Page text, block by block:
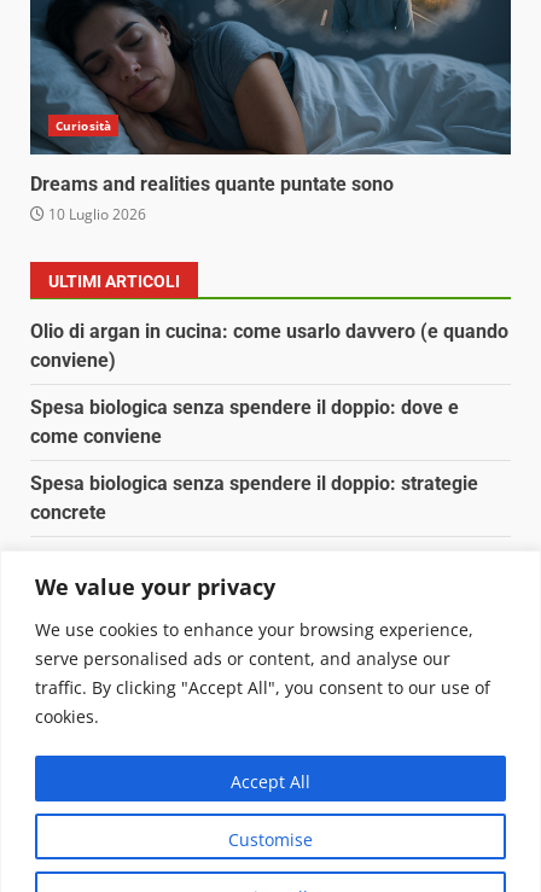
We value your privacy
We use cookies to enhance your browsing experience,
serve personalised ads or content, and analyse our
traffic. By clicking "Accept All", you consent to our use of
cookies.
Customise
Accept All
Curiosità
Dreams and realities quante puntate sono
10 Luglio 2026
ULTIMI ARTICOLI
Olio di argan in cucina: come usarlo davvero (e quando
conviene)
Spesa biologica senza spendere il doppio: dove e
come conviene
Spesa biologica senza spendere il doppio: strategie
concrete
Pulizia naturale della casa: 3 ingredienti che
sostituiscono 10 prodotti chimici
Copyright © 2025 Biopianeta.it proprietà di Jws Media
Questo blog non è una testata giornalistica, in quanto
viene aggiornato senza alcuna periodicità. Non può
pertanto considerarsi un prodotto editoriale ai sensi
della legge n. 62 del 07.03.2001|DarkNewsvon AF
themes.